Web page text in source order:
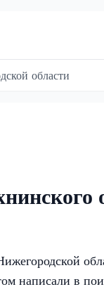
области
написали в